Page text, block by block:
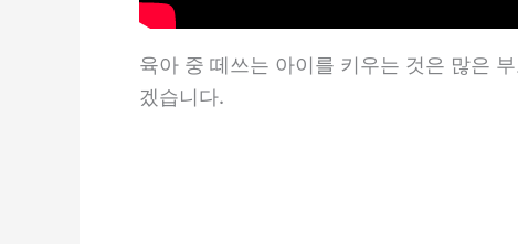
육아 중 떼쓰는 아이를 키우는 것은 많은
겠습니다.